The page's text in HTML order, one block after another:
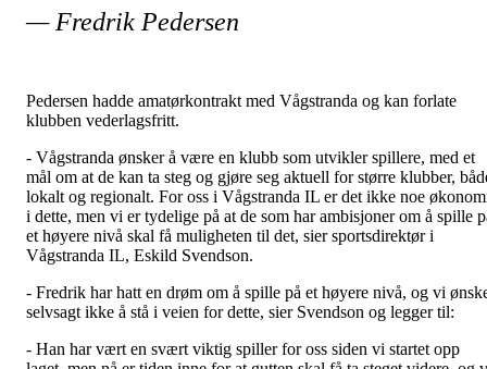
— Fredrik Pedersen
Pedersen hadde amatørkontrakt med Vågstranda og kan forlate
klubben vederlagsfritt.
- Vågstranda ønsker å være en klubb som utvikler spillere, med et
mål om at de kan ta steg og gjøre seg aktuell for større klubber,
lokalt og regionalt. For oss i Vågstranda IL er det ikke noe
i dette, men vi er tydelige på at de som har ambisjoner om å spille
et høyere nivå skal få muligheten til det, sier sportsdirektør i
Vågstranda IL, Eskild Svendson.
- Fredrik har hatt en drøm om å spille på et høyere nivå, og vi
selvsagt ikke å stå i veien for dette, sier Svendson og legger til:
- Han har vært en svært viktig spiller for oss siden vi startet opp